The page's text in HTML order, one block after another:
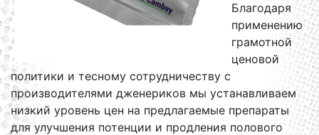
Благодаря
применению
грамотной
ценовой
политики и тесному сотрудничеству с
производителями дженериков мы устанавливаем
низкий уровень цен на предлагаемые препараты
для улучшения потенции и продления полового